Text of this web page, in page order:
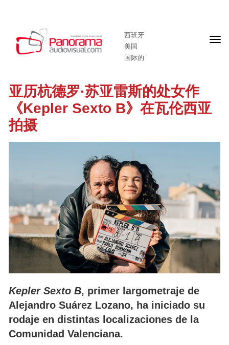
西班牙
美国
国际的
头
亚历杭德罗·苏亚雷斯的处女作
《Kepler Sexto B》在瓦伦西亚
拍摄
Kepler Sexto B, primer largometraje de
Alejandro Suárez Lozano, ha iniciado su
rodaje en distintas localizaciones de la
Comunidad Valenciana.